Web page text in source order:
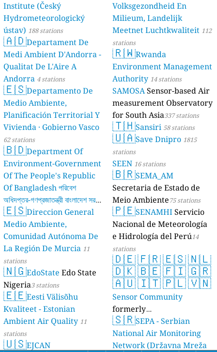
Institute (Český
Hydrometeorologický
ústav) 188 stations
🇦🇩Departament De
Medi Ambient D'Andorra -
Qualitat De L'Aire A
Andorra 4 stations
🇪🇸Departamento De
Medio Ambiente,
Planificación Territorial Y
Vivienda · Gobierno Vasco
62 stations
🇧🇩Department Of
Environment-Government
Of The People's Republic
Of Bangladesh পরিবেশ
অধিদপ্তর-গণপ্রজাতন্ত্রী বাংলাদেশ সরকার
17 stations
🇪🇸Direccion General
Medio Ambiente,
Comunidad Autónoma De
La Región De Murcia 11
stations
🇳🇬EdoState Edo State
Nigeria3 stations
🇪🇪Eesti Välisõhu
Kvaliteet - Estonian
Ambient Air Quality 11
stations
🇺🇸EJCAN
Volksgezondheid En
Milieum, Landelijk
Meetnet Luchtkwaliteit 112
stations
🇷🇼Rwanda
Environment Management
Authority 14 stations
SAMOSASensor-based Air
measurement Observatory
for South Asia337 stations
🇹🇭Sansiri 58 stations
🇺🇦Save Dnipro 1815
stations
SEEN 16 stations
🇧🇷SEMA_AM
Secretaria de Estado de
Meio Ambiente75 stations
🇵🇪SENAMHIServicio
Nacional de Meteorología
e Hidrología del Perú14
stations
🇩🇪🇫🇷🇪🇸🇳🇱
🇩🇰🇧🇪🇫🇮🇬🇷
🇦🇺🇮🇹🇵🇱🇻🇳
Sensor Community
formerly
luftdaten.info35819 stations
🇸🇷SEPA - Serbian
National Air Monitoring
Network (Državna Mreža